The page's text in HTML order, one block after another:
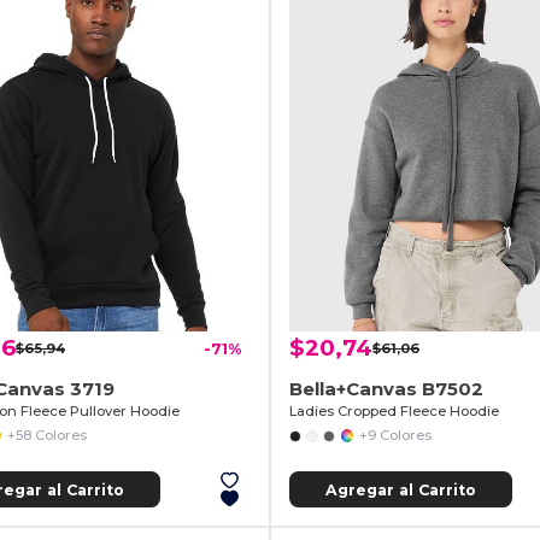
$65,94 -71%
3719
Fleece Pullover Hoodie
+58 Colores
al Carrito
$20,74$61,06
Bella+Canvas B7502
Ladies Cropped Fleece Hoodie
+9 Colores
Agregar al Carrito